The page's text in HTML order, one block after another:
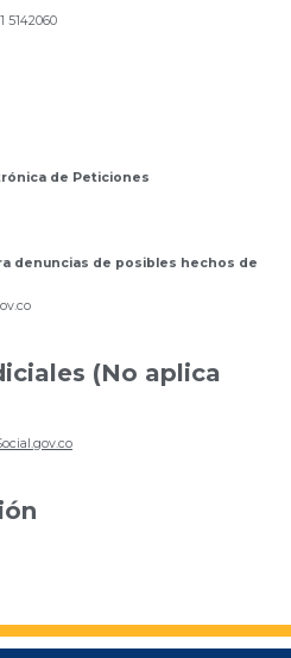
5142060
de Peticiones
denuncias de posibles hechos de
(No aplica